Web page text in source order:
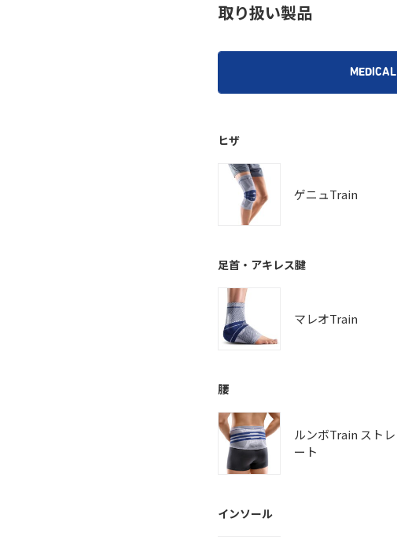
取り扱い製品
MEDICAL
ヒザ
ゲニュTrain
足首・アキレス腱
マレオTrain
腰
ルンボTrain ストレ
ート
インソール